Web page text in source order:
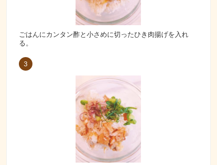
ごはんにカンタン酢と小さめに切ったひき肉揚げを入れ
る。
3